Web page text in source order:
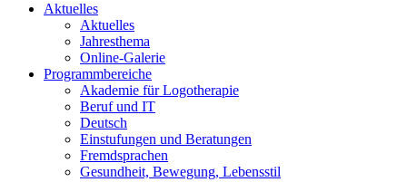
Aktuelles
Aktuelles
Jahresthema
Online-Galerie
Programmbereiche
Akademie für Logotherapie
Beruf und IT
Deutsch
Einstufungen und Beratungen
Fremdsprachen
Gesundheit, Bewegung, Lebensstil